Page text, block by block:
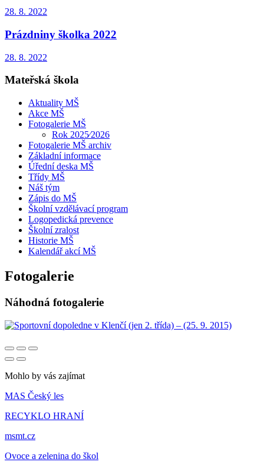
28. 8. 2022
Prázdniny školka 2022
28. 8. 2022
Mateřská škola
Aktuality MŠ
Akce MŠ
Fotogalerie MŠ
Rok 2025⁄2026
Fotogalerie MŠ archiv
Základní informace
Úřední deska MŠ
Třídy MŠ
Náš tým
Zápis do MŠ
Školní vzdělávací program
Logopedická prevence
Školní zralost
Historie MŠ
Kalendář akcí MŠ
Fotogalerie
Náhodná fotogalerie
Mohlo by vás zajímat
MAS Český les
RECYKLO HRANÍ
msmt.cz
Ovoce a zelenina do škol